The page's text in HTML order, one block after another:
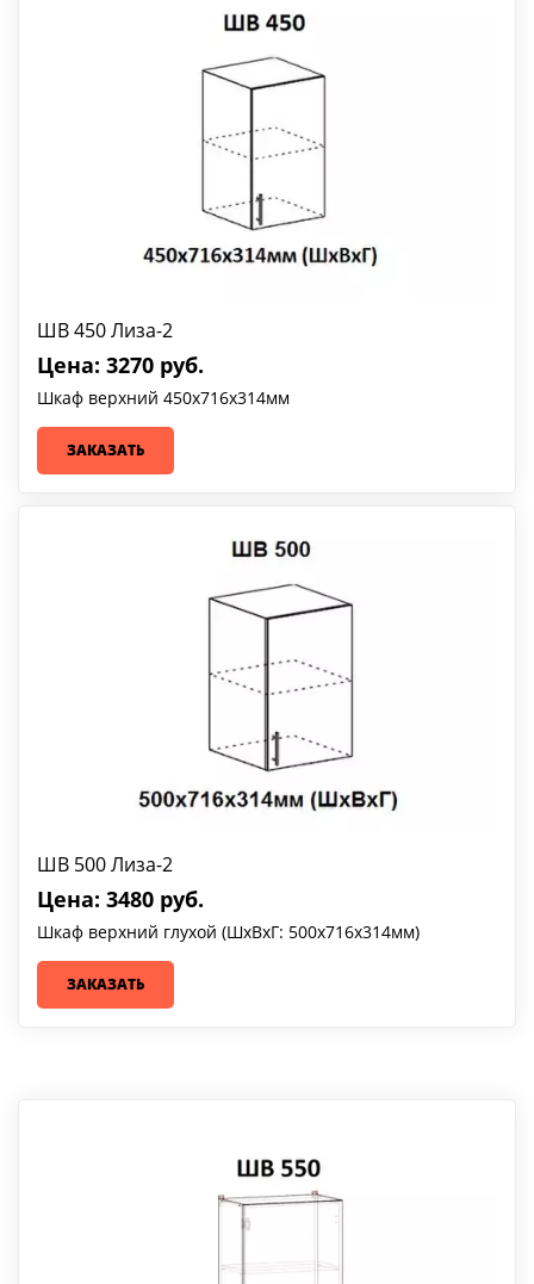
ШВ 450 Лиза-2
Цена: 3270 руб.
Шкаф верхний 450х716х314мм
ЗАКАЗАТЬ
ШВ 500 Лиза-2
Цена: 3480 руб.
Шкаф верхний глухой (ШхВхГ: 500х716х314мм)
ЗАКАЗАТЬ